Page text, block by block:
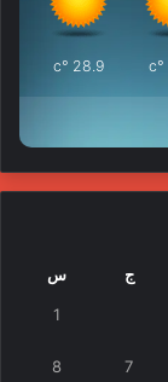
28.9
°c °c
ج س
1
7
8